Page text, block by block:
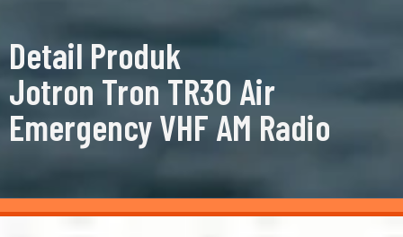
Detail Produk
Jotron Tron TR30 Air
Emergency VHF AM Radio